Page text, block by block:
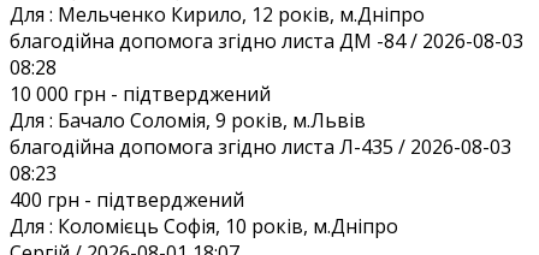
Для : Мельченко Кирило, 12 років, м.Дніпро
благодійна допомога згідно листа ДМ -84 / 2026-08-03
08:28
10 000 грн - підтверджений
Для : Бачало Соломія, 9 років, м.Львів
благодійна допомога згідно листа Л-435 / 2026-08-03
08:23
400 грн - підтверджений
Для : Коломієць Софія, 10 років, м.Дніпро